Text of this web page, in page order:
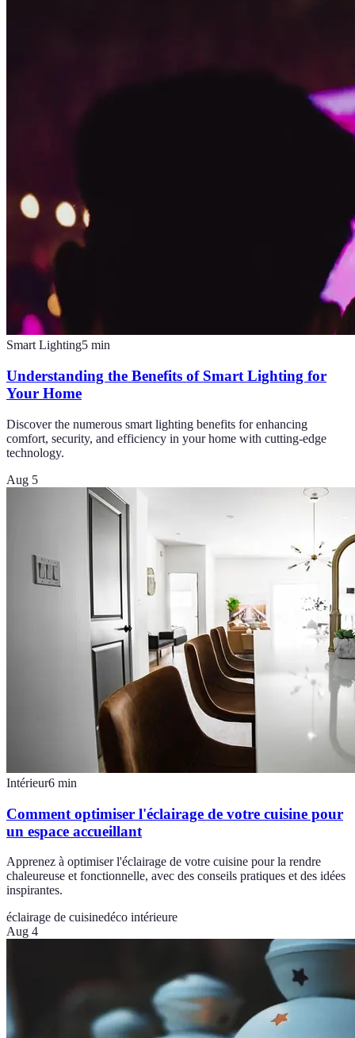
Smart Lighting5 min
Understanding the Benefits of Smart Lighting for
Your Home
Discover the numerous smart lighting benefits for enhancing
comfort, security, and efficiency in your home with cutting-edge
technology.
Aug 5
Intérieur6 min
Comment optimiser l'éclairage de votre cuisine pour
un espace accueillant
Apprenez à optimiser l'éclairage de votre cuisine pour la rendre
chaleureuse et fonctionnelle, avec des conseils pratiques et des idées
inspirantes.
éclairage de cuisinedéco intérieure
Aug 4